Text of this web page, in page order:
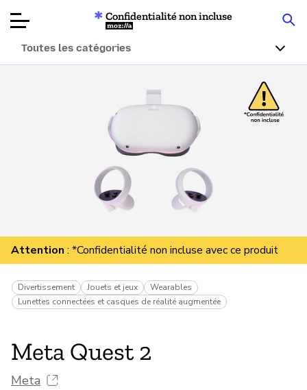
produits
Articles
Faire un don
Confidentialité non incluse
Mozilla
Toutes les catégories
Attention : *Confidentialité non incluse avec ce produit
Divertissement Jouets et jeux
Wearables
Lunettes connectées et casques de réalité augmentée
Meta Quest 2
Meta